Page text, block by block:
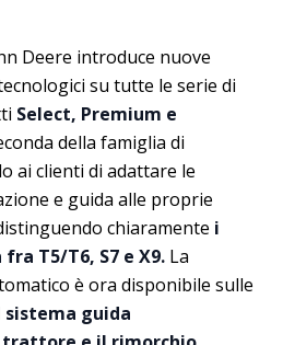
Deere introduce nuove
su tutte le serie di
Select, Premium e
della famiglia di
ai clienti di adattare le
e guida alle proprie
chiaramente i
T5/T6, S7 e X9. La
è ora disponibile sulle
sistema guida